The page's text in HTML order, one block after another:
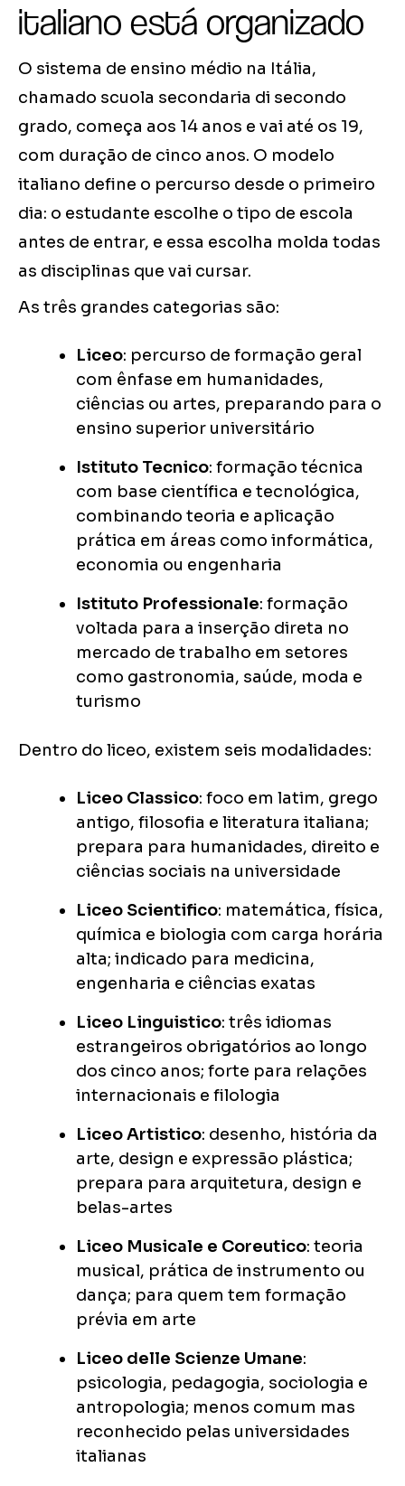
italiano está organizado
O sistema de ensino médio na Itália,
chamado scuola secondaria di secondo
grado, começa aos 14 anos e vai até os 19,
com duração de cinco anos. O modelo
italiano define o percurso desde o primeiro
dia: o estudante escolhe o tipo de escola
antes de entrar, e essa escolha molda todas
as disciplinas que vai cursar.
As três grandes categorias são:
Liceo: percurso de formação geral
com ênfase em humanidades,
ciências ou artes, preparando para o
ensino superior universitário
Istituto Tecnico: formação técnica
com base científica e tecnológica,
combinando teoria e aplicação
prática em áreas como informática,
economia ou engenharia
Istituto Professionale: formação
voltada para a inserção direta no
mercado de trabalho em setores
como gastronomia, saúde, moda e
turismo
Dentro do liceo, existem seis modalidades:
Liceo Classico: foco em latim, grego
antigo, filosofia e literatura italiana;
prepara para humanidades, direito e
ciências sociais na universidade
Liceo Scientifico: matemática, física,
química e biologia com carga horária
alta; indicado para medicina,
engenharia e ciências exatas
Liceo Linguistico: três idiomas
estrangeiros obrigatórios ao longo
dos cinco anos; forte para relações
internacionais e filologia
Liceo Artistico: desenho, história da
arte, design e expressão plástica;
prepara para arquitetura, design e
belas-artes
Liceo Musicale e Coreutico: teoria
musical, prática de instrumento ou
dança; para quem tem formação
prévia em arte
Liceo delle Scienze Umane:
psicologia, pedagogia, sociologia e
antropologia; menos comum mas
reconhecido pelas universidades
italianas